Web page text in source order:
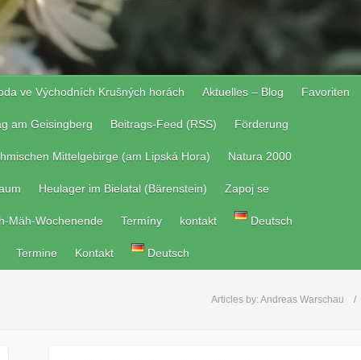
ve Východních Krušných horách Aktuelles – Blog Favoriten
am Geisingberg Beitrags-Feed (RSS) Förderung
Mittelgebirge (am Lipská Hora) Natura 2000
Heulager im Bielatal (Bärenstein) Zapoj se
Mäh-Wochenende Termíny kontakt Deutsch
Termine Kontakt Deutsch
Articles by: Andreas Warschau